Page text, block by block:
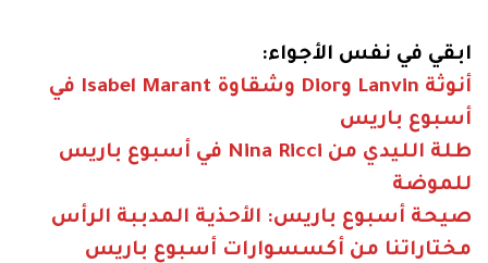
ابقي في نفس الأجواء:
أنوثة Lanvin وDior وشقاوة Isabel Marant في
أسبوع باريس
طلة الليدي من Nina Ricci في أسبوع باريس
للموضة
صيحة أسبوع باريس: الأحذية المدببة الرأس
مختاراتنا من أكسسوارات أسبوع باريس